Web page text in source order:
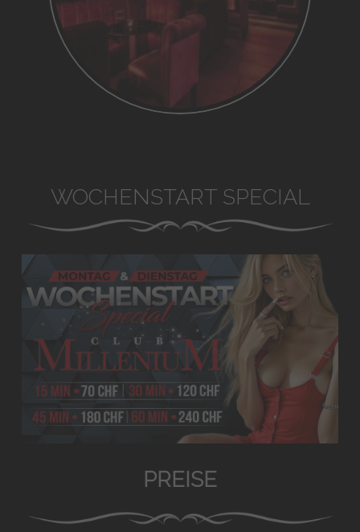
WOCHENSTART SPECIAL
PREISE